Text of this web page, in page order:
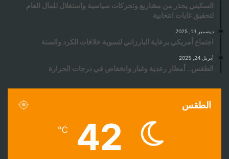
السكيني يحذر من مشاريع وتحركات سياسية واستغلال للمال العام
لتحقيق غايات انتخابية
ديسمبر 13, 2025
اجتماع أمريكي برعاية البارزاني لتسوية خلافات الكرد والسنة
أبريل 24, 2025
الطقس.. أمطار رعدية وغبار وانخفاض في درجات الحرارة
الطقس
42
℃